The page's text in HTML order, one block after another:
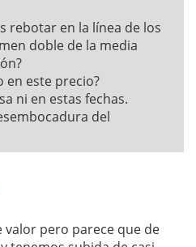
rebotar en la línea de los
doble de la media
en este precio?
ni en estas fechas.
del
valor pero parece que de